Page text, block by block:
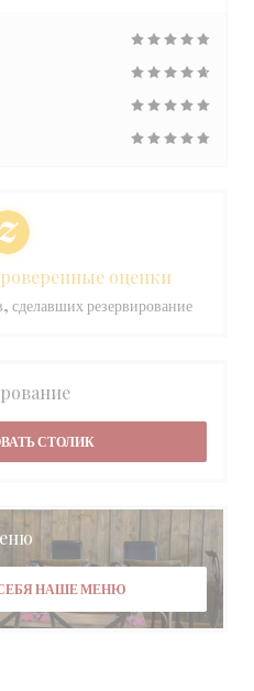
оценки
сделавших резервирование
СТОЛИК
НАШЕ МЕНЮ